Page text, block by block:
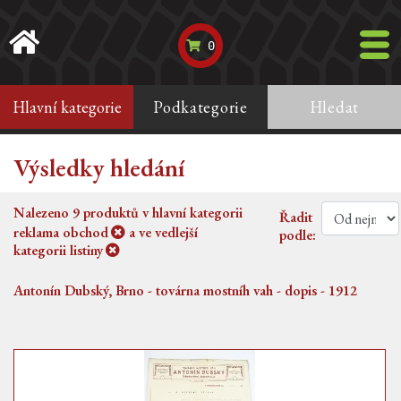
0
Hlavní kategorie Podkategorie Hledat
Výsledky hledání
Nalezeno 9produktů v hlavní kategorii
reklama obchod
a ve vedlejší
kategoriilistiny
Řadit
podle:
Antonín Dubský, Brno - továrna mostníh vah - dopis - 1912